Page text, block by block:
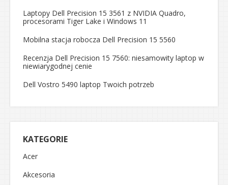
Laptopy Dell Precision 15 3561 z NVIDIA Quadro,
procesorami Tiger Lake i Windows 11
Mobilna stacja robocza Dell Precision 15 5560
Recenzja Dell Precision 15 7560: niesamowity laptop w
niewiarygodnej cenie
Dell Vostro 5490 laptop Twoich potrzeb
KATEGORIE
Acer
Akcesoria